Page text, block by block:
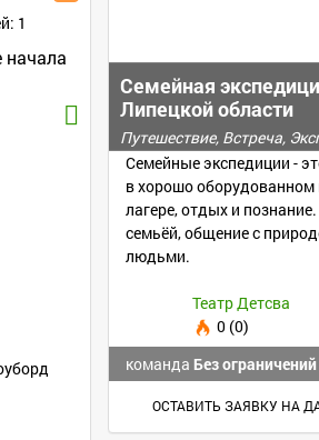
1
начала
Семейная
Липецкой области
Путешествие, Встреча,
Семейные экспедиции -
в хорошо
лагере, отдых и
семьёй, общение с
людьми.
Театр Детсва
0 (0)
команда Без ограничений
ОСТАВИТЬ ЗАЯВКУ НА